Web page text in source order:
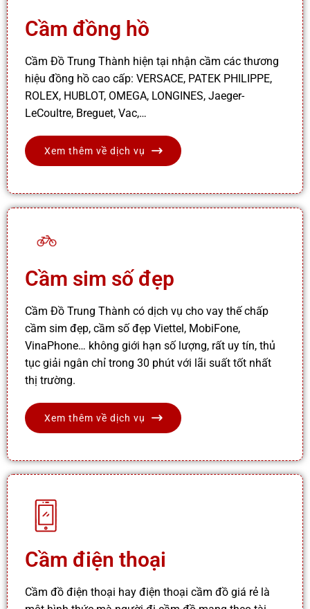
Cầm đồng hồ
Cầm Đồ Trung Thành hiện tại nhận cầm các thương
hiệu đồng hồ cao cấp: VERSACE, PATEK PHILIPPE,
ROLEX, HUBLOT, OMEGA, LONGINES, Jaeger-
LeCoultre, Breguet, Vac,…
Xem thêm về dịch vụ
Cầm sim số đẹp
Cầm Đồ Trung Thành có dịch vụ cho vay thế chấp
cầm sim đẹp, cầm số đẹp Viettel, MobiFone,
VinaPhone… không giới hạn số lượng, rất uy tín, thủ
tục giải ngân chỉ trong 30 phút với lãi suất tốt nhất
thị trường.
Xem thêm về dịch vụ
Cầm điện thoại
Cầm đồ điện thoại hay điện thoại cầm đồ giá rẻ là